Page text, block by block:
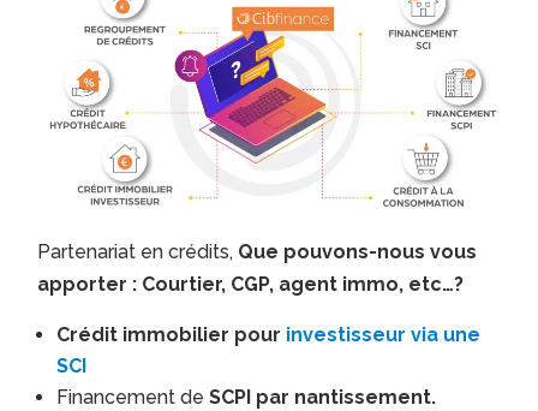
Partenariat en crédits, Que pouvons-nous vous
apporter : Courtier, CGP, agent immo, etc…?
Crédit immobilier pour investisseur via une
SCI
Financement deSCPI par nantissement.